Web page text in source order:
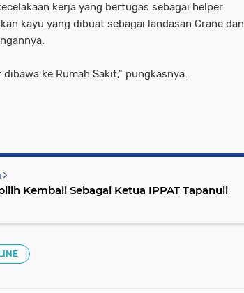
kerja yang bertugas sebagai helper
kayu yang dibuat sebagai landasan Crane dan
ke Rumah Sakit," pungkasnya.
Kembali Sebagai Ketua IPPAT Tapanuli